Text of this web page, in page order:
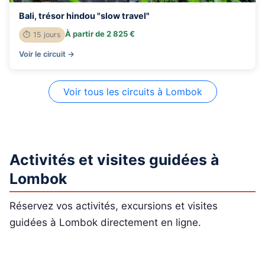
Bali, trésor hindou "slow travel"
⏱ 15 jours À partir de 2 825 €
Voir le circuit →
Voir tous les circuits à Lombok
Activités et visites guidées à
Lombok
Réservez vos activités, excursions et visites
guidées à Lombok directement en ligne.